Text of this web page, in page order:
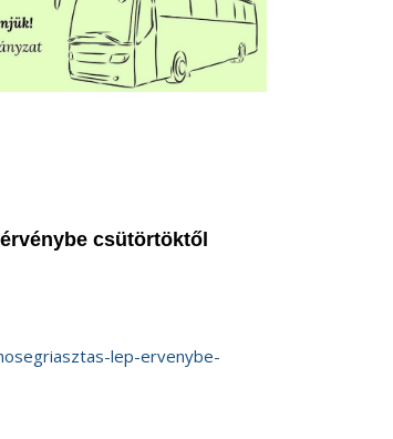
csütörtöktől
lep-ervenybe-